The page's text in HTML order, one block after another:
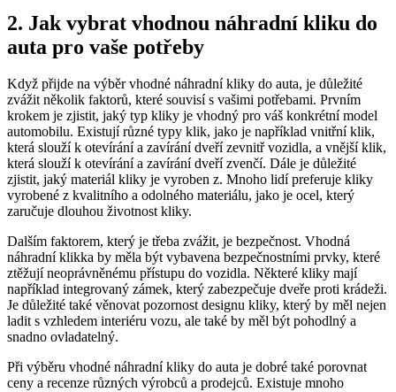
2. Jak ⁣vybrat vhodnou náhradní kliku do
auta ​pro vaše potřeby
Když ⁤přijde na výběr vhodné náhradní⁢ kliky do auta, je důležité
zvážit několik faktorů, které souvisí s vašimi potřebami. Prvním
krokem je zjistit, jaký typ kliky je vhodný ​pro‍ váš konkrétní model
automobilu. Existují různé typy klik, jako je například vnitřní klik,
která slouží k otevírání a zavírání dveří zevnitř vozidla, a vnější klik,⁢
která slouží k otevírání a zavírání dveří ⁣zvenčí. ⁢Dále je důležité
zjistit, jaký materiál kliky je vyroben z. Mnoho lidí preferuje kliky
vyrobené z kvalitního a odolného materiálu, jako je ocel, ​který
zaručuje dlouhou životnost kliky.
Dalším faktorem, který je​ třeba zvážit, je bezpečnost. Vhodná‍
náhradní klikka​ by měla být vybavena bezpečnostními⁢ prvky, které
ztěžují neoprávněnému přístupu ⁢do vozidla. Některé kliky mají
například integrovaný zámek, který zabezpečuje dveře proti krádeži.
Je důležité také věnovat pozornost designu kliky, který by měl nejen
ladit s vzhledem ‌interiéru vozu, ale také by měl být pohodlný a
snadno ovladatelný. ‌ ​
Při výběru vhodné náhradní ⁣kliky do auta je dobré také porovnat
⁢ceny a recenze různých výrobců a prodejců. Existuje mnoho